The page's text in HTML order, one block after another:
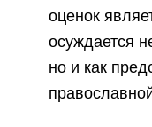
оценок
осуждается
но и как